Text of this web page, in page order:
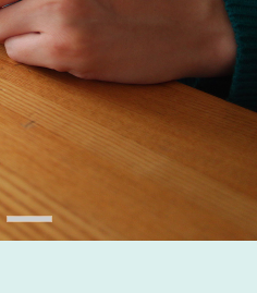
井ゆきの #2022 秋
#無印良品 #ファニタ
CORPORATION
#タンスのゲ
リアルスタイル #中村アン